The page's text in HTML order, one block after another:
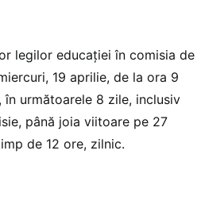
legilor educației în comisia de
19 aprilie, de la ora 9
următoarele 8 zile, inclusiv
până joia viitoare pe 27
de 12 ore, zilnic.